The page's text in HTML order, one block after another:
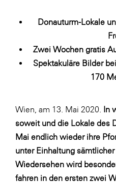
MTH Retail Group
OMV
OptimaMed
Primark
Salesforce
sebamed
SeneCura
Donauturm-Lokale
Zwei Wochen gratis
Spektakuläre Bilder
170
Wien, am 13. Mai 2020. In
soweit und die Lokale des
Mai endlich wieder ihre
unter Einhaltung
Wiedersehen wird
fahren in den ersten zwei